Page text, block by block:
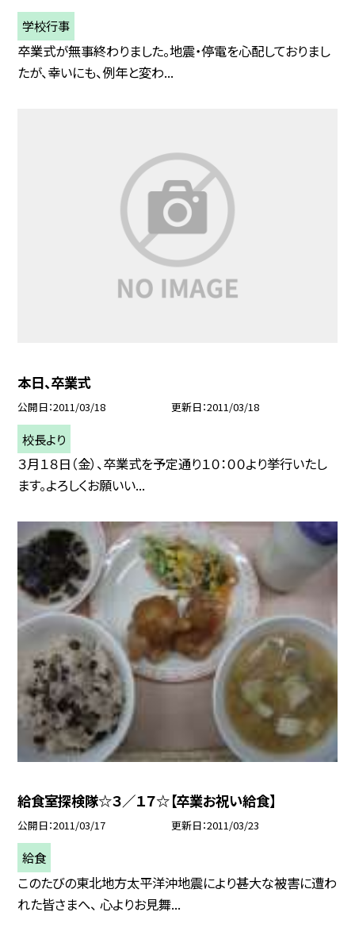
学校行事
卒業式が無事終わりました。地震・停電を心配しておりまし
たが、幸いにも、例年と変わ...
本日、卒業式
公開日 2011/03/18 更新日 2011/03/18
校長より
３月１８日（金）、卒業式を予定通り１０：００より挙行いたし
ます。よろしくお願いい...
給食室探検隊☆３／１７☆【卒業お祝い給食】
公開日 2011/03/17 更新日 2011/03/23
給食
このたびの東北地方太平洋沖地震により甚大な被害に遭わ
れた皆さまへ、 心よりお見舞...